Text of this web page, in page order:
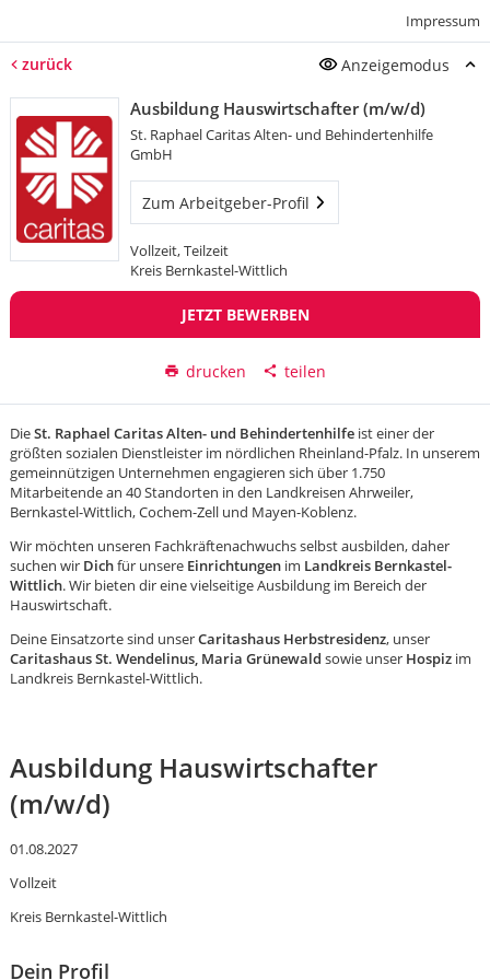
Impressum
zurück Anzeigemodus
Ausbildung Hauswirtschafter (m/w/d)
St. Raphael Caritas Alten- und Behindertenhilfe
GmbH
Zum Arbeitgeber-Profil
Vollzeit, Teilzeit
Kreis Bernkastel-Wittlich
JETZT BEWERBEN
drucken teilen
DieSt. Raphael Caritas Alten- und Behindertenhilfeist einer der
größten sozialen Dienstleister im nördlichen Rheinland-Pfalz. In unserem
gemeinnützigen Unternehmen engagieren sich über 1.750
Mitarbeitende an 40 Standorten in den Landkreisen Ahrweiler,
Bernkastel-Wittlich, Cochem-Zell und Mayen-Koblenz.
Wir möchten unseren Fachkräftenachwuchs selbst ausbilden, daher
suchen wir Dichfür unsere Einrichtungenim Landkreis Bernkastel-
Wittlich. Wir bieten dir eine vielseitige Ausbildung im Bereich der
Hauswirtschaft.
Deine Einsatzorte sind unserCaritashaus Herbstresidenz, unser
Caritashaus St. Wendelinus, Maria Grünewald sowie unser Hospizim
Landkreis Bernkastel-Wittlich.
Ausbildung Hauswirtschafter
(m/w/d)
01.08.2027
Vollzeit
Kreis Bernkastel-Wittlich
Dein Profil